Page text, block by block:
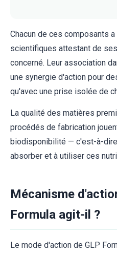
Chacun de ces composants
scientifiques attestant de
concerné. Leur association
une synergie d'action pour
qu'avec une prise isolée de
La qualité des matières
procédés de fabrication
biodisponibilité — c'est-à-
absorber et à utiliser ces
Mécanisme
Formula agit-il ?
Le mode d'action de GLP